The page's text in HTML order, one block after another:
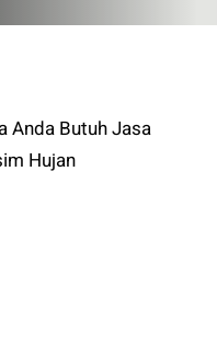
Anda Butuh Jasa
Hujan